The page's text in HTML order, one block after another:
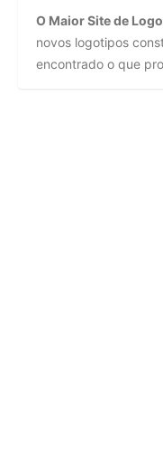
O Maior Site de
novos logotipos
encontrado o que